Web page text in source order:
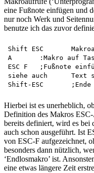
eine Fußnote einfügen und
nur noch Werk und
benutze ich das zuvor
Shift ESC	Makroaufzeichnung beginnen
A	:Makro auf Taste A programmieren
ESC F	;Fußnote einfügen und Absatzlayout wählen
siehe auch	Text schreiben
Hierbei ist es unerheblich,
Definition des Makros
bereits definiert, wird es
auch schon ausgeführt. Ist
von ESC-F aufgezeichnet,
besonders dann nützlich,
‘Endlosmakro’ ist.
eine etwas längere Zeit